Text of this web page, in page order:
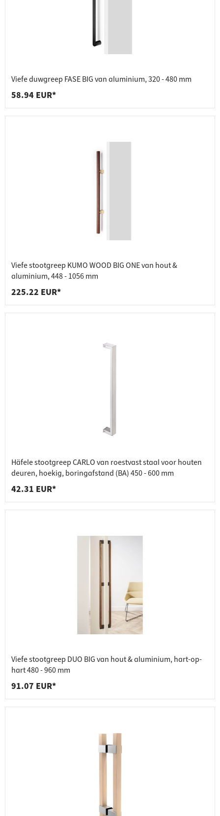
Viefe duwgreep FASE BIG van aluminium, 320 - 480 mm
58.94 EUR*
Viefe stootgreep KUMO WOOD BIG ONE van hout &
aluminium, 448 - 1056 mm
225.22 EUR*
Häfele stootgreep CARLO van roestvast staal voor houten
deuren, hoekig, boringafstand (BA) 450 - 600 mm
42.31 EUR*
Viefe stootgreep DUO BIG van hout & aluminium, hart-op-
hart 480 - 960 mm
91.07 EUR*